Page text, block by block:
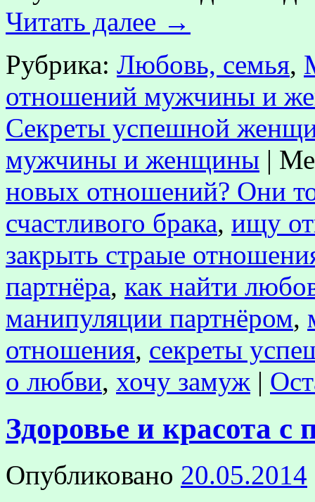
Читать далее →
Рубрика: Любовь, семья,
отношений мужчины и
Секреты успешной
мужчины и женщины |
новых отношений? Они
счастливого брака, ищу
закрыть страые
партнёра, как найти
манипуляции партнёром,
отношения, секреты
о любви, хочу замуж |
Здоровье и красота
Опубликовано 20.05.2014